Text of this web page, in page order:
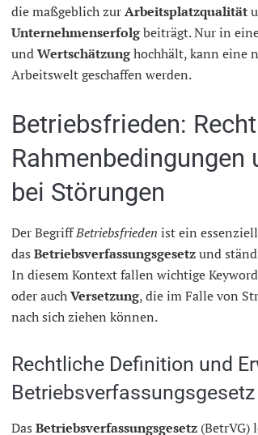
die maßgeblich zurArbeitsplatzqualität
Unternehmenserfolgbeiträgt. Nur in
undWertschätzunghochhält, kann eine
Arbeitswelt geschaffen werden.
Betriebsfrieden:
Rahmenbedingungen
bei Störungen
Der BegriffBetriebsfrieden ist ein
das Betriebsverfassungsgesetzund
In diesem Kontext fallen wichtige
oder auchVersetzung, die im Falle von
nach sich ziehen können.
Rechtliche Definition und
Betriebsverfassungsgesetz
Das Betriebsverfassungsgesetz (BetrVG)